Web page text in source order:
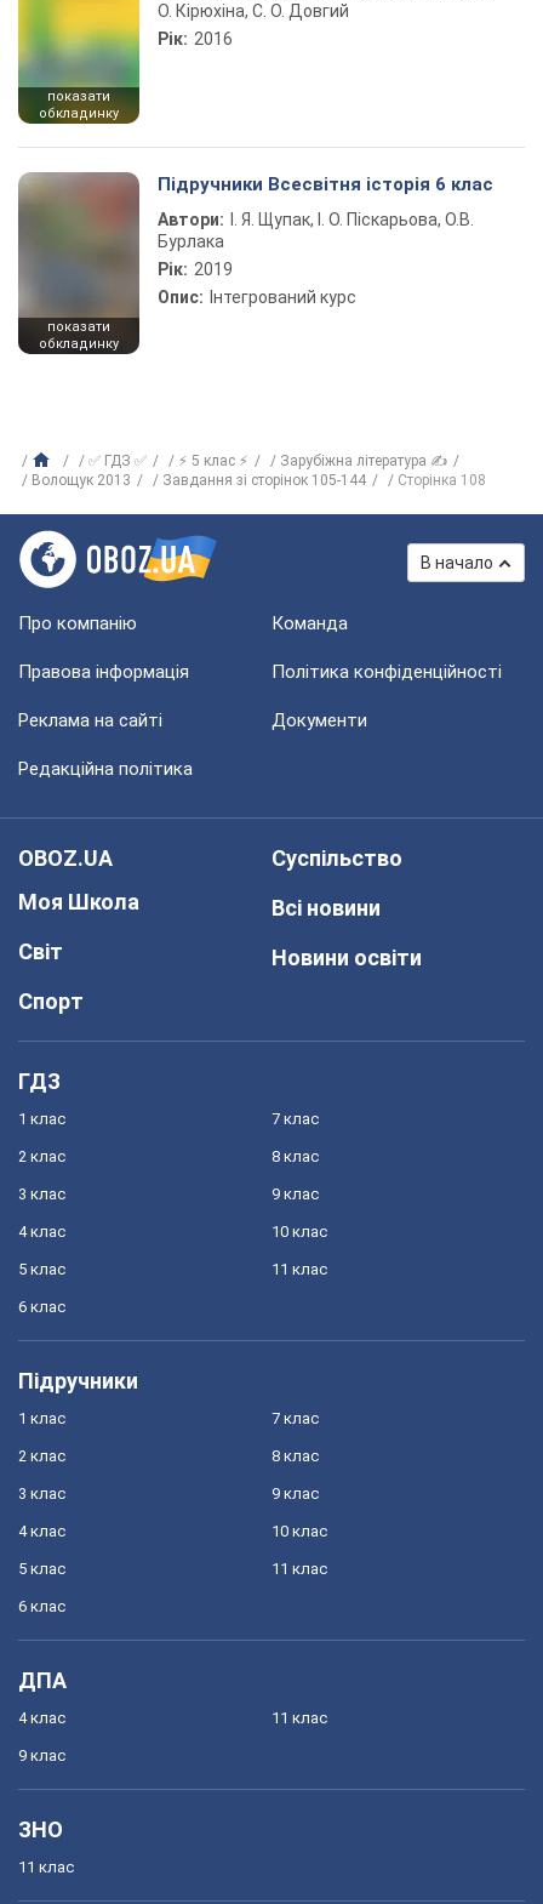
показати
обкладинку
О. Кірюхіна, С. О. Довгий
Рік: 2016
показати
обкладинку
Підручники Всесвітня історія 6 клас
Автори:
І. Я. Щупак, І. О. Піскарьова, О.В.
Бурлака
Рік: 2019
Опис: Інтегрований курс
✅ ГДЗ ✅ ⚡ 5 клас ⚡
Зарубіжна література ✍
Волощук 2013
Завдання зі сторінок 105-144 Сторінка 108
В начало
Про компанію Команда
Правова інформація Політика конфіденційності
Реклама на сайті Документи
Редакційна політика
OBOZ.UA
Моя Школа
Світ
Спорт
Суспільство
Всі новини
Новини освіти
ГДЗ
1 клас
2 клас
3 клас
4 клас
5 клас
6 клас
7 клас
8 клас
9 клас
10 клас
11 клас
Підручники
1 клас
2 клас
3 клас
4 клас
5 клас
6 клас
7 клас
8 клас
9 клас
10 клас
11 клас
ДПА
4 клас
9 клас
11 клас
ЗНО
11 клас